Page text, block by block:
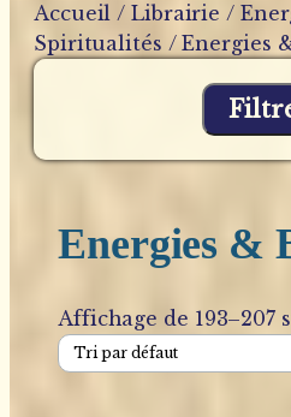
Accueil /Librairie /
Spiritualités /Energies
Energies &
Affichage de 193–207